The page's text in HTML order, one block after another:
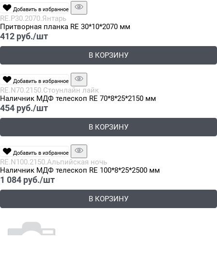
Добавить в избранное
RE.P30.2070.Янтарь
Притворная планка RE 30*10*2070 мм
412 руб./шт
В КОРЗИНУ
Добавить в избранное
RE.N70.2150.Стоунлайн лайк
Наличник МДФ телескоп RE 70*8*25*2150 мм
454 руб./шт
В КОРЗИНУ
Добавить в избранное
RE.N100.2150.Альпийская ночь
Наличник МДФ телескоп RE 100*8*25*2500 мм
1 084 руб./шт
В КОРЗИНУ